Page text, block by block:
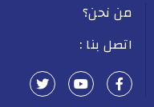
من نحن؟
اتصل بنا :